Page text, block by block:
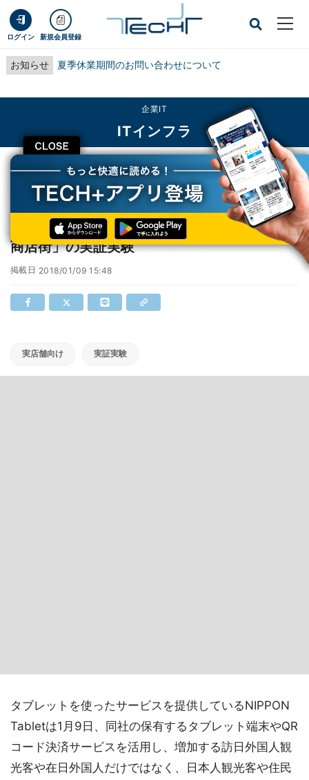
ログイン 新規会員登録
お知らせ 夏季休業期間のお問い合わせについて
CLOSE
企業IT
ITインフラ
TECH+ 企業IT
ITインフラ
QRコード決済サービスを活用した「スマート商店街」の実証実験
QRコード決済サービスを活用した「スマート
商店街」の実証実験
掲載日 2018/01/09 15:48
実店舗向け 実証実験
タブレットを使ったサービスを提供しているNIPPON
Tabletは1月9日、同社の保有するタブレット端末やQR
コード決済サービスを活用し、増加する訪日外国人観
光客や在日外国人だけではなく、日本人観光客や住民